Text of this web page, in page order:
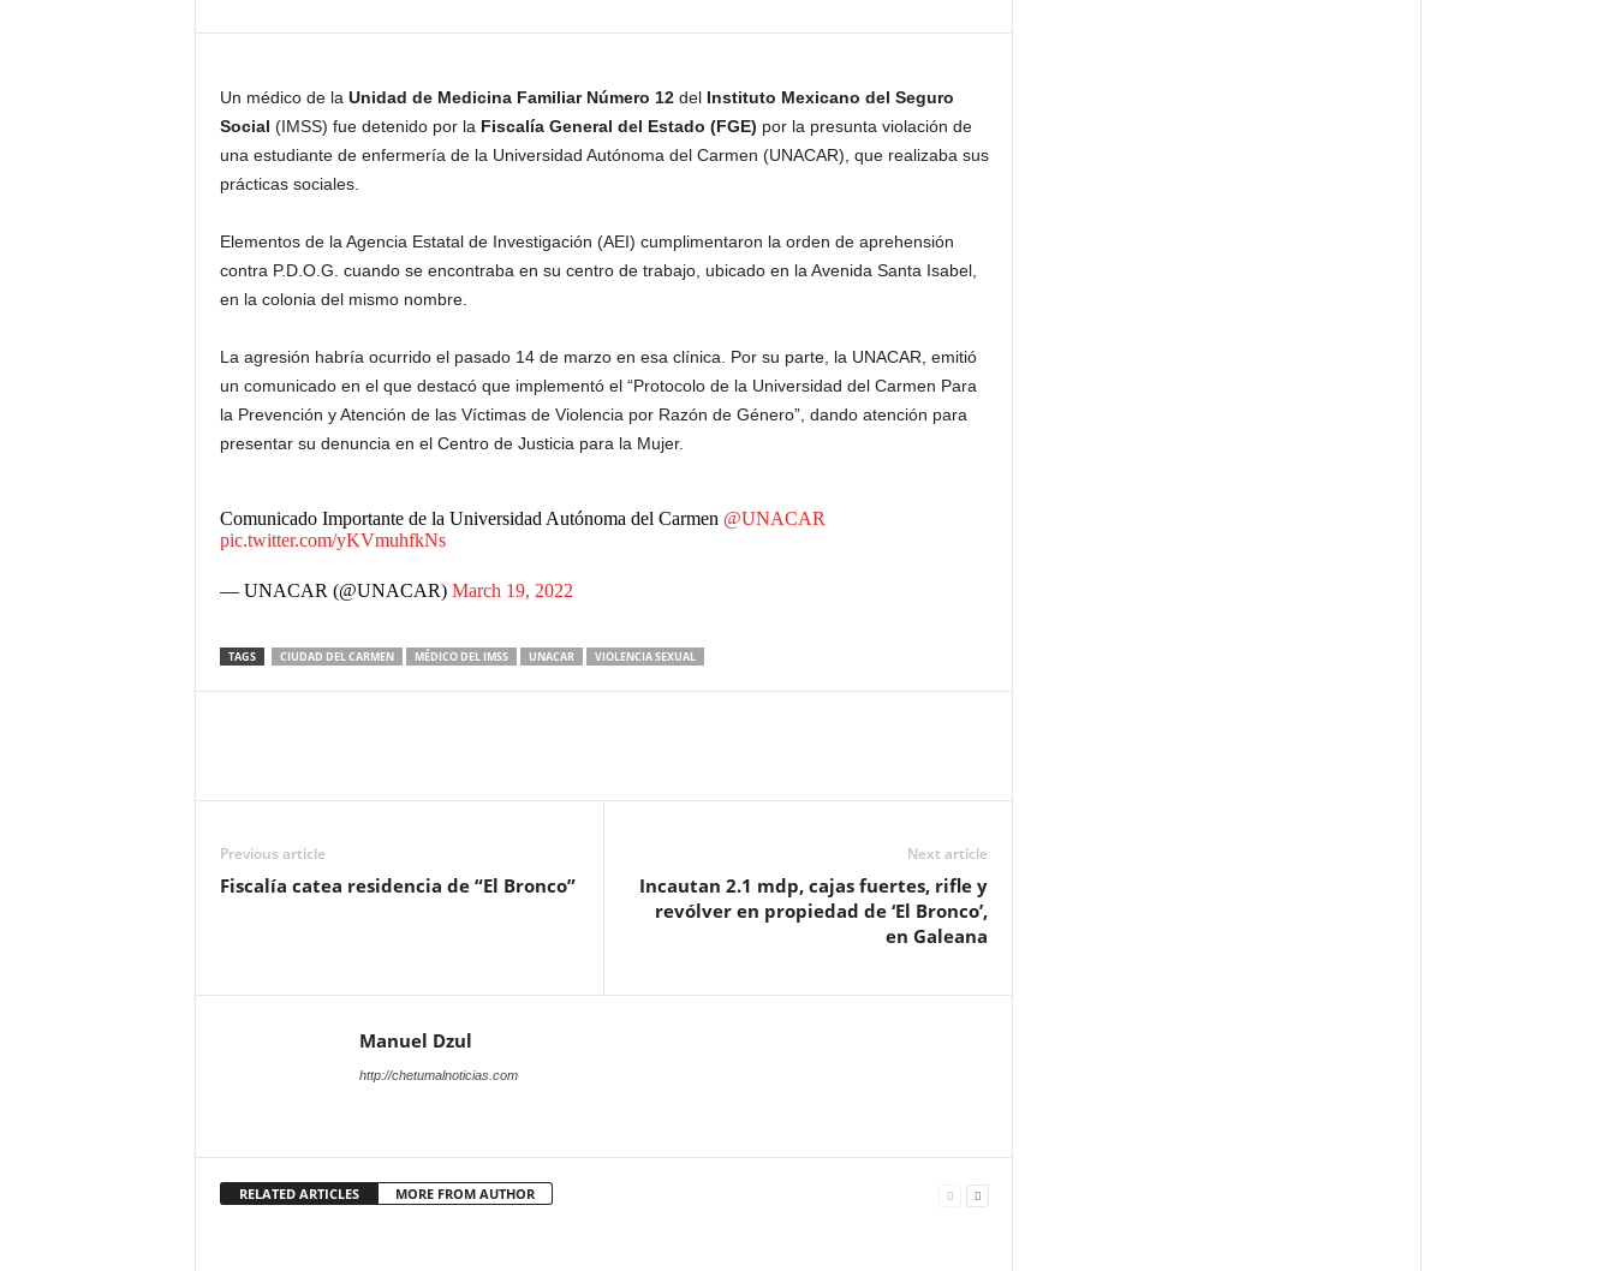
Un médico de la Unidad de Medicina Familiar Número 12del Instituto Mexicano del Seguro
Social (IMSS) fue detenido por la Fiscalía General del Estado (FGE) por la presunta violación de
una estudiante de enfermería de la Universidad Autónoma del Carmen (UNACAR), que realizaba sus
prácticas sociales.
Elementos de la Agencia Estatal de Investigación (AEI) cumplimentaron la orden de aprehensión
contra P.D.O.G. cuando se encontraba en su centro de trabajo, ubicado en la Avenida Santa Isabel,
en la colonia del mismo nombre.
La agresión habría ocurrido el pasado 14 de marzo en esa clínica. Por su parte, la UNACAR, emitió
un comunicado en el que destacó que implementó el “Protocolo de la Universidad del Carmen Para
la Prevención y Atención de las Víctimas de Violencia por Razón de Género”, dando atención para
presentar su denuncia en el Centro de Justicia para la Mujer.
Comunicado Importante de la Universidad Autónoma del Carmen @UNACAR
pic.twitter.com/yKVmuhfkNs
— UNACAR (@UNACAR) March 19, 2022
TAGS CIUDAD DEL CARMEN MÉDICO DEL IMSS UNACAR VIOLENCIA SEXUAL
Previous article
Fiscalía catea residencia de “El Bronco”
Next article
Incautan 2.1 mdp, cajas fuertes, rifle y
revólver en propiedad de ‘El Bronco’,
en Galeana
Manuel Dzul
http://chetumalnoticias.com
RELATED ARTICLES MORE FROM AUTHOR